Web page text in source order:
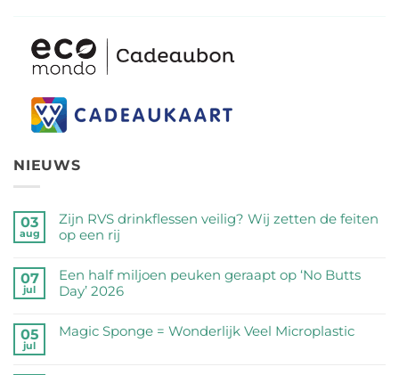
NIEUWS
03
aug
Zijn RVS drinkflessen veilig? Wij zetten de feiten
op een rij
reacties
op
Zijn
drinkflessen
07
jul
Een half miljoen peuken geraapt op ‘No Butts
Day’ 2026
reacties
05
jul
Magic Sponge = Wonderlijk Veel Microplastic